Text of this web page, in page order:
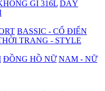
GỈ 316L DÂY
BASSIC - CỔ ĐIỂN
TRANG - STYLE
ĐỒNG HỒ NỮ NAM - NỮ